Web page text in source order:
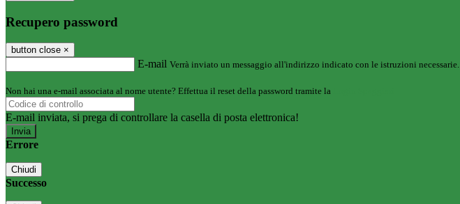
Recupero password
button close ×
E-mail Verrà inviato un messaggio all'indirizzo indicato con le istruzioni necessarie.
Non hai una e-mail associata al nome utente? Effettua il reset della password tramite la
E-mail inviata, si prega di controllare la casella di posta elettronica!
Errore
Chiudi
Successo